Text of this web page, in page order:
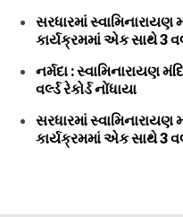
સરધારમાં સ્વામિનારાયણ
કાર્યક્રમમાં એક સાથે 3
નર્મદા : સ્વામિનારાયણ
વર્લ્ડ રેકોર્ડ નોંધાયા
સરધારમાં સ્વામિનારાયણ
કાર્યક્રમમાં એક સાથે 3